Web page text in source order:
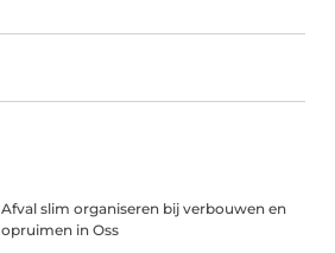
Afval slim organiseren bij verbouwen en
opruimen in Oss